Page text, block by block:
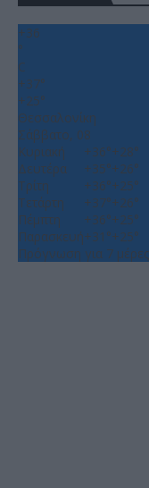
+36
°
C
+37°
+25°
Θεσσαλονίκη
Σάββατο, 08
Κυριακή
+36°+28°
Δευτέρα
+35°+26°
Τρίτη
+36°+25°
Τετάρτη
+37°+26°
Πέμπτη
+36°+25°
Παρασκευή+31°+25°
Πρόγνωση για 7 μέρες